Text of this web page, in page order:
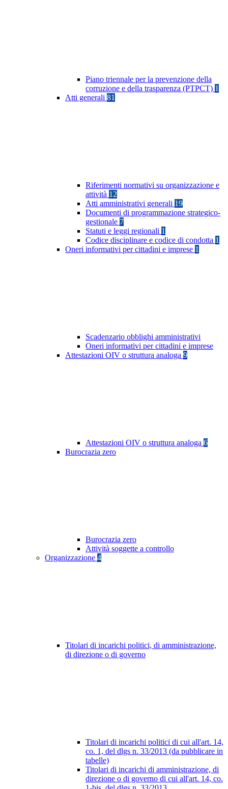
Piano triennale per la prevenzione della
corruzione e della trasparenza (PTPCT) 1
Atti generali 81
Riferimenti normativi su organizzazione e
attività 12
Atti amministrativi generali 19
Documenti di programmazione strategico-
gestionale 7
Statuti e leggi regionali 1
Codice disciplinare e codice di condotta 1
Oneri informativi per cittadini e imprese 1
Scadenzario obblighi amministrativi
Oneri informativi per cittadini e imprese
Attestazioni OIV o struttura analoga 9
Attestazioni OIV o struttura analoga 6
Burocrazia zero
Burocrazia zero
Attività soggette a controllo
Organizzazione 4
Titolari di incarichi politici, di amministrazione,
di direzione o di governo
Titolari di incarichi politici di cui all'art. 14,
co. 1, del dlgs n. 33/2013 (da pubblicare in
tabelle)
Titolari di incarichi di amministrazione, di
direzione o di governo di cui all'art. 14, co.